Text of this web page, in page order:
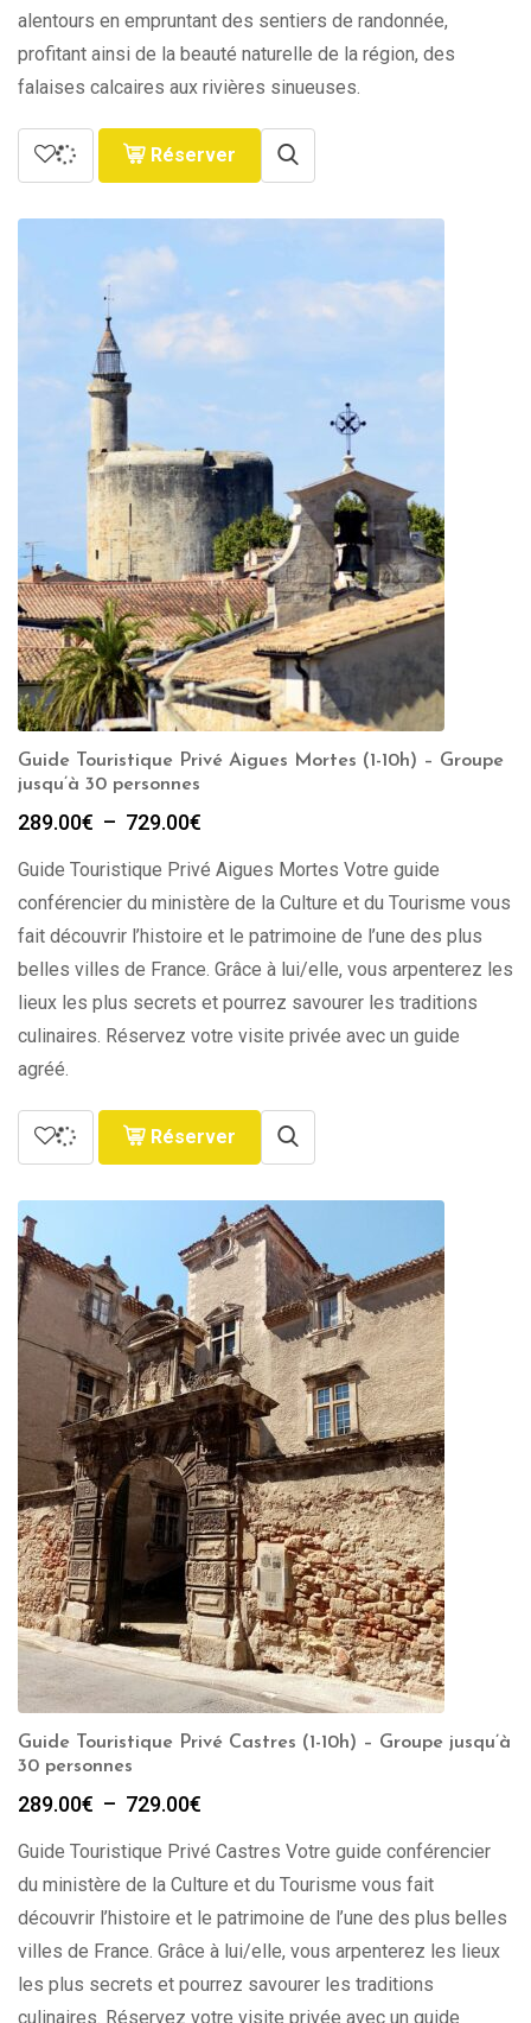
alentours en empruntant des sentiers de randonnée,
profitant ainsi de la beauté naturelle de la région, des
falaises calcaires aux rivières sinueuses.
Réserver
Guide Touristique Privé Aigues Mortes (1-10h) – Groupe
jusqu’à 30 personnes
289.00€ – 729.00€
prix :
289.00€
à
729.00€
Guide Touristique Privé Aigues Mortes Votre guide
conférencier du ministère de la Culture et du Tourisme vous
fait découvrir l’histoire et le patrimoine de l’une des plus
belles villes de France. Grâce à lui/elle, vous arpenterez les
lieux les plus secrets et pourrez savourer les traditions
culinaires. Réservez votre visite privée avec un guide
agréé.
Réserver
Guide Touristique Privé Castres (1-10h) – Groupe jusqu’à
30 personnes
289.00€ – 729.00€
prix :
289.00€
à
729.00€
Guide Touristique Privé Castres Votre guide conférencier
du ministère de la Culture et du Tourisme vous fait
découvrir l’histoire et le patrimoine de l’une des plus belles
villes de France. Grâce à lui/elle, vous arpenterez les lieux
les plus secrets et pourrez savourer les traditions
culinaires. Réservez votre visite privée avec un guide